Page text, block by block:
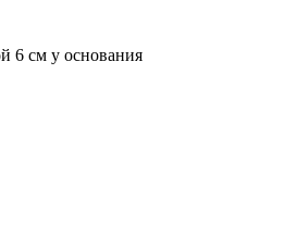
6 см у основания